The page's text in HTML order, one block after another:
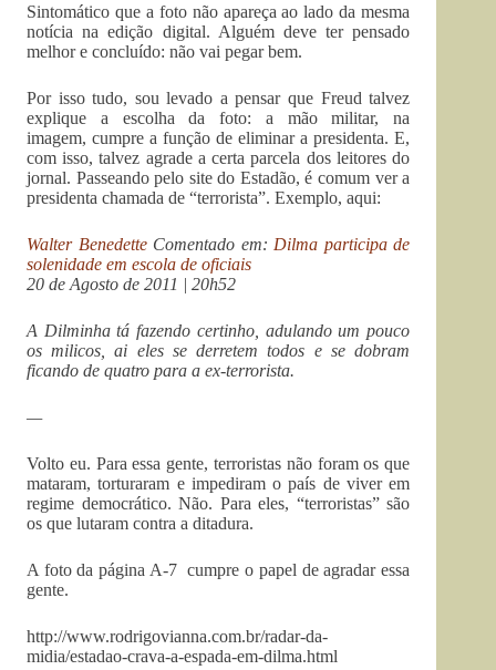
Sintomático que a foto não apareça ao lado da mesma
notícia na edição digital. Alguém deve ter pensado
melhor e concluído: não vai pegar bem.
Por isso tudo, sou levado a pensar que Freud talvez
explique a escolha da foto: a mão militar, na
imagem, cumpre a função de eliminar a presidenta. E,
com isso, talvez agrade a certa parcela dos leitores do
jornal. Passeando pelo site do Estadão, é comum ver a
presidenta chamada de “terrorista”. Exemplo, aqui:
Walter BenedetteComentado em: Dilma participa de
solenidade em escola de oficiais
20 de Agosto de 2011 | 20h52
A Dilminha tá fazendo certinho, adulando um pouco
os milicos, ai eles se derretem todos e se dobram
ficando de quatro para a ex-terrorista.
—
Volto eu. Para essa gente, terroristas não foram os que
mataram, torturaram e impediram o país de viver em
regime democrático. Não. Para eles, “terroristas” são
os que lutaram contra a ditadura.
A foto da página A-7 cumpre o papel de agradar essa
gente.
http://www.rodrigovianna.com.br/radar-da-
midia/estadao-crava-a-espada-em-dilma.html